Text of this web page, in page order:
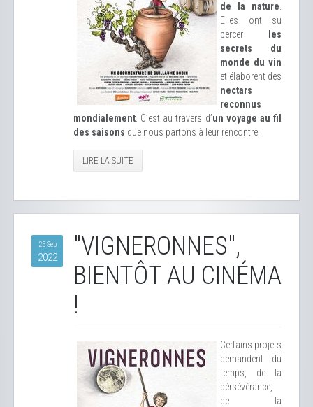
de la nature
Elles ont su
percer
les
secrets du
monde du vin
et élaborent des
nectars
reconnus
mondialement . C’est au travers d’un voyage au fil
des saisons que nous partons à leur rencontre.
LIRE LA SUITE
25 Sep
2022
"VIGNERONNES",
BIENTÔT AU CINÉMA
!
Certains projets
demandent du
temps, de la
pérsévérance,
de la